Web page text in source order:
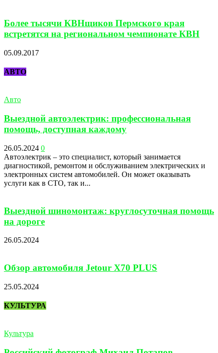
Более тысячи КВНщиков Пермского края
встретятся на региональном чемпионате КВН
05.09.2017
АВТО
Авто
Выездной автоэлектрик: профессиональная
помощь, доступная каждому
26.05.2024 0
Автоэлектрик – это специалист, который занимается
диагностикой, ремонтом и обслуживанием электрических и
электронных систем автомобилей. Он может оказывать
услуги как в СТО, так и...
Выездной шиномонтаж: круглосуточная помощь
на дороге
26.05.2024
Обзор автомобиля Jetour X70 PLUS
25.05.2024
КУЛЬТУРА
Культура